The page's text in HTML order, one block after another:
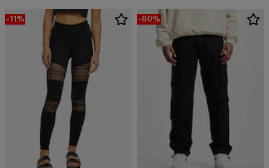
-11% -60%